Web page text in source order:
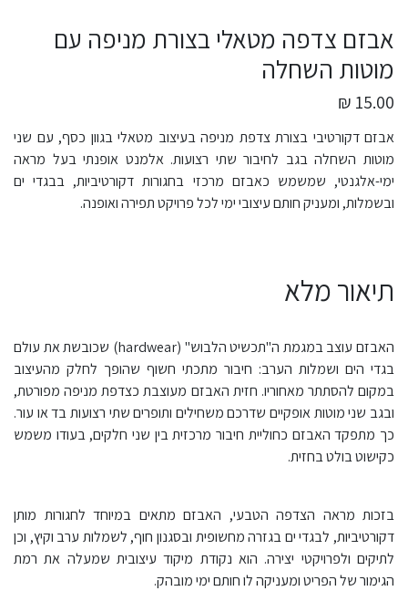
אבזם צדפה מטאלי בצורת מניפה עם
מוטות השחלה
15.00 ₪
אבזם דקורטיבי בצורת צדפת מניפה בעיצוב מטאלי בגוון כסף, עם שני
מוטות השחלה בגב לחיבור שתי רצועות. אלמנט אופנתי בעל מראה
ימי-אלגנטי, שמשמש כאבזם מרכזי בחגורות דקורטיביות, בבגדי ים
ובשמלות, ומעניק חותם עיצובי ימי לכל פרויקט תפירה ואופנה.
תיאור מלא
האבזם עוצב במגמת ה"תכשיט הלבוש" (hardwear) שכובשת את עולם
בגדי הים ושמלות הערב: חיבור מתכתי חשוף שהופך לחלק מהעיצוב
במקום להסתתר מאחוריו. חזית האבזם מעוצבת כצדפת מניפה מפורטת,
ובגב שני מוטות אופקיים שדרכם משחילים ותופרים שתי רצועות בד או עור.
כך מתפקד האבזם כחוליית חיבור מרכזית בין שני חלקים, בעודו משמש
כקישוט בולט בחזית.
בזכות מראה הצדפה הטבעי, האבזם מתאים במיוחד לחגורות מותן
דקורטיביות, לבגדי ים בגזרה מחשופית ובסגנון חוף, לשמלות ערב וקיץ, וכן
לתיקים ולפרויקטי יצירה. הוא נקודת מיקוד עיצובית שמעלה את רמת
הגימור של הפריט ומעניקה לו חותם ימי מובהק.